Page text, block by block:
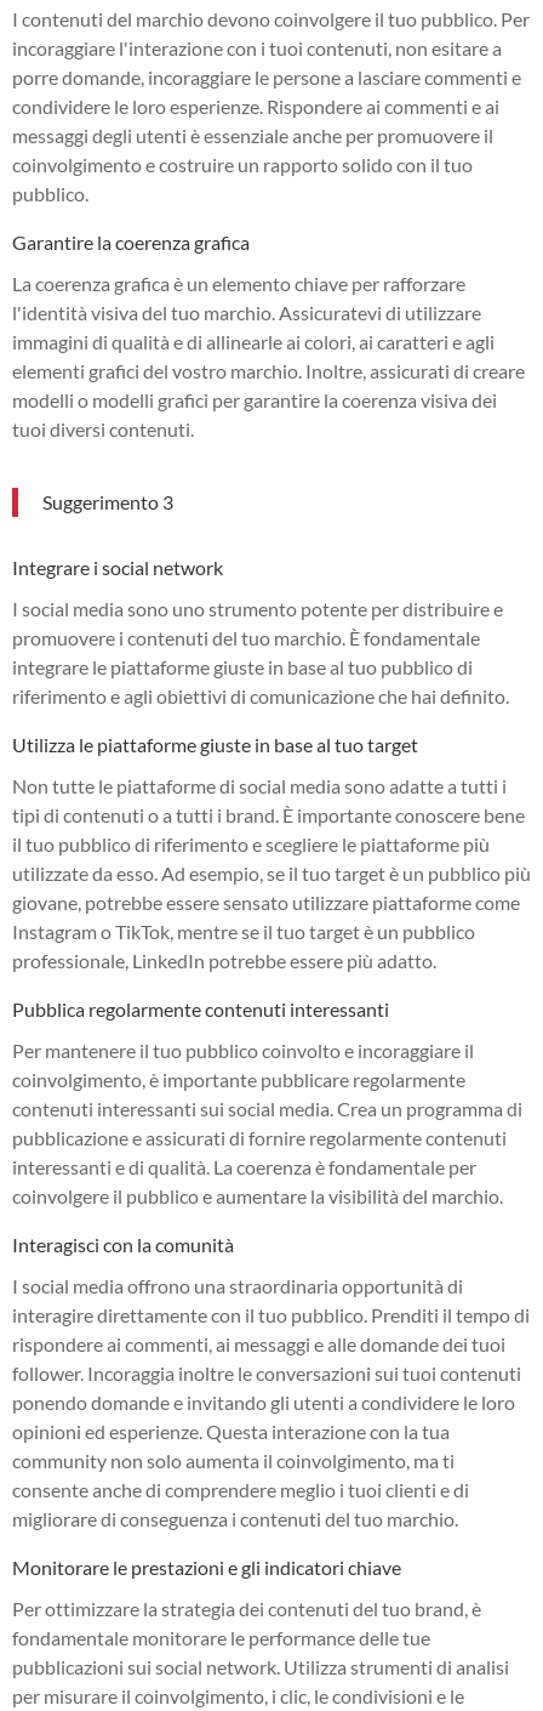
I contenuti del marchio devono coinvolgere il tuo pubblico. Per
incoraggiare l'interazione con i tuoi contenuti, non esitare a
porre domande, incoraggiare le persone a lasciare commenti e
condividere le loro esperienze. Rispondere ai commenti e ai
messaggi degli utenti è essenziale anche per promuovere il
coinvolgimento e costruire un rapporto solido con il tuo
pubblico.
Garantire la coerenza grafica
La coerenza grafica è un elemento chiave per rafforzare
l'identità visiva del tuo marchio. Assicuratevi di utilizzare
immagini di qualità e di allinearle ai colori, ai caratteri e agli
elementi grafici del vostro marchio. Inoltre, assicurati di creare
modelli o modelli grafici per garantire la coerenza visiva dei
tuoi diversi contenuti.
Suggerimento 3
Integrare i social network
I social media sono uno strumento potente per distribuire e
promuovere i contenuti del tuo marchio. È fondamentale
integrare le piattaforme giuste in base al tuo pubblico di
riferimento e agli obiettivi di comunicazione che hai definito.
Utilizza le piattaforme giuste in base al tuo target
Non tutte le piattaforme di social media sono adatte a tutti i
tipi di contenuti o a tutti i brand. È importante conoscere bene
il tuo pubblico di riferimento e scegliere le piattaforme più
utilizzate da esso. Ad esempio, se il tuo target è un pubblico più
giovane, potrebbe essere sensato utilizzare piattaforme come
Instagram o TikTok, mentre se il tuo target è un pubblico
professionale, LinkedIn potrebbe essere più adatto.
Pubblica regolarmente contenuti interessanti
Per mantenere il tuo pubblico coinvolto e incoraggiare il
coinvolgimento, è importante pubblicare regolarmente
contenuti interessanti sui social media. Crea un programma di
pubblicazione e assicurati di fornire regolarmente contenuti
interessanti e di qualità. La coerenza è fondamentale per
coinvolgere il pubblico e aumentare la visibilità del marchio.
Interagisci con la comunità
I social media offrono una straordinaria opportunità di
interagire direttamente con il tuo pubblico. Prenditi il tempo di
rispondere ai commenti, ai messaggi e alle domande dei tuoi
follower. Incoraggia inoltre le conversazioni sui tuoi contenuti
ponendo domande e invitando gli utenti a condividere le loro
opinioni ed esperienze. Questa interazione con la tua
community non solo aumenta il coinvolgimento, ma ti
consente anche di comprendere meglio i tuoi clienti e di
migliorare di conseguenza i contenuti del tuo marchio.
Monitorare le prestazioni e gli indicatori chiave
Per ottimizzare la strategia dei contenuti del tuo brand, è
fondamentale monitorare le performance delle tue
pubblicazioni sui social network. Utilizza strumenti di analisi
per misurare il coinvolgimento, i clic, le condivisioni e le